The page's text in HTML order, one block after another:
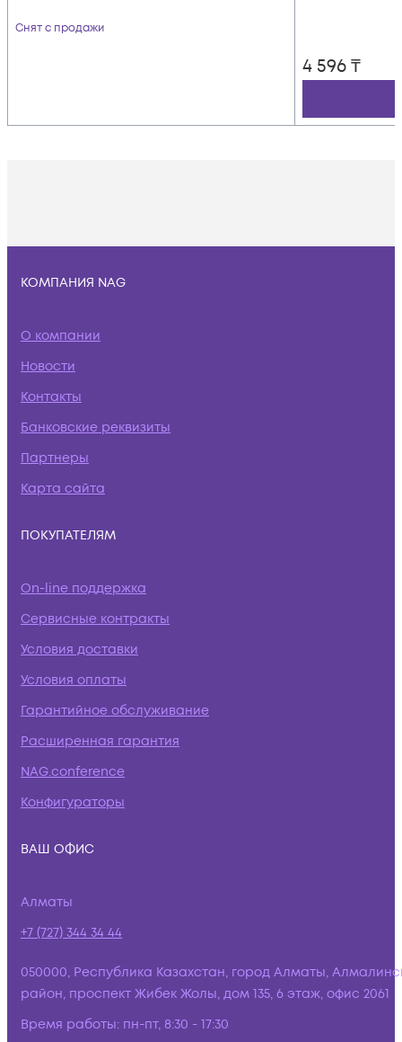
Снят с продажи
4 596₸
КОМПАНИЯ NAG
О компании
Новости
Контакты
Банковские реквизиты
Партнеры
Карта сайта
ПОКУПАТЕЛЯМ
On-line поддержка
Сервисные контракты
Условия доставки
Условия оплаты
Гарантийное обслуживание
Расширенная гарантия
NAG.conference
Конфигураторы
ВАШ ОФИС
Алматы
+7 (727) 344 34 44
050000, Республика Казахстан, город Алматы,
район, проспект Жибек Жолы, дом 135, 6 этаж, офис 2061
Время работы: пн-пт, 8:30 - 17:30